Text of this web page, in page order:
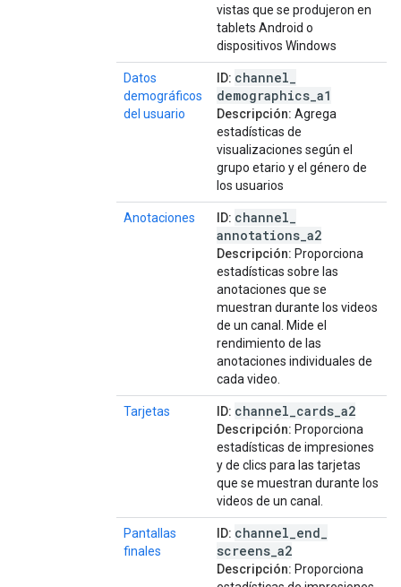
vistas que se produjeron en
tablets Android o
dispositivos Windows
Datos
demográficos
del usuario
ID: channel
demographics a1
Descripción: Agrega
estadísticas de
visualizaciones según el
grupo etario y el género de
los usuarios
Anotaciones ID: channel
annotations a2
Descripción: Proporciona
estadísticas sobre las
anotaciones que se
muestran durante los videos
de un canal. Mide el
rendimiento de las
anotaciones individuales de
cada video.
Tarjetas ID: channel cards a2
Descripción: Proporciona
estadísticas de impresiones
y de clics para las tarjetas
que se muestran durante los
videos de un canal.
Pantallas
finales
ID: channel end
screens a2
Descripción: Proporciona